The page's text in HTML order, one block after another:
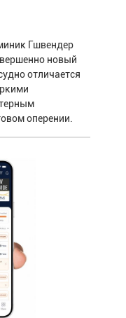
Гшвендер
новый
отличается
оперении.